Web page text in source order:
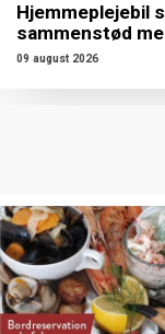
Hjemmeplejebil
sammenstød
09 august 2026